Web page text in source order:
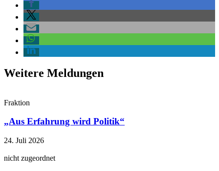
Weitere Meldungen
Fraktion
„Aus Erfahrung wird Politik“
24. Juli 2026
nicht zugeordnet